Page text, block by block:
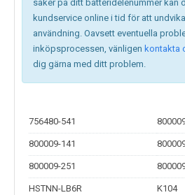
säker på ditt batteridelenummer kan
kundservice online i tid för att
användning. Oavsett eventuella
inköpsprocessen, vänligen kontakta
dig gärna med ditt problem.
756480-541
800009-141
800009-251
HSTNN-LB6R K104